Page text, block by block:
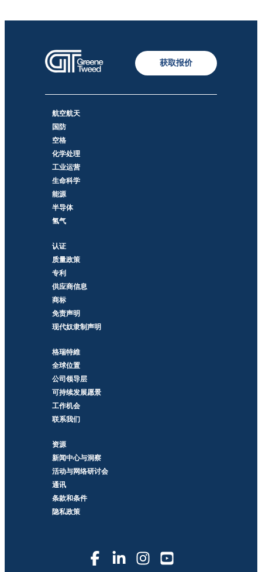
获取报价
航空航天
国防
空格
化学处理
工业运营
生命科学
能源
半导体
氢气
认证
质量政策
专利
供应商信息
商标
免责声明
现代奴隶制声明
格瑞特維
全球位置
公司领导层
可持续发展愿景
工作机会
联系我们
资源
新闻中心与洞察
活动与网络研讨会
通讯
条款和条件
隐私政策